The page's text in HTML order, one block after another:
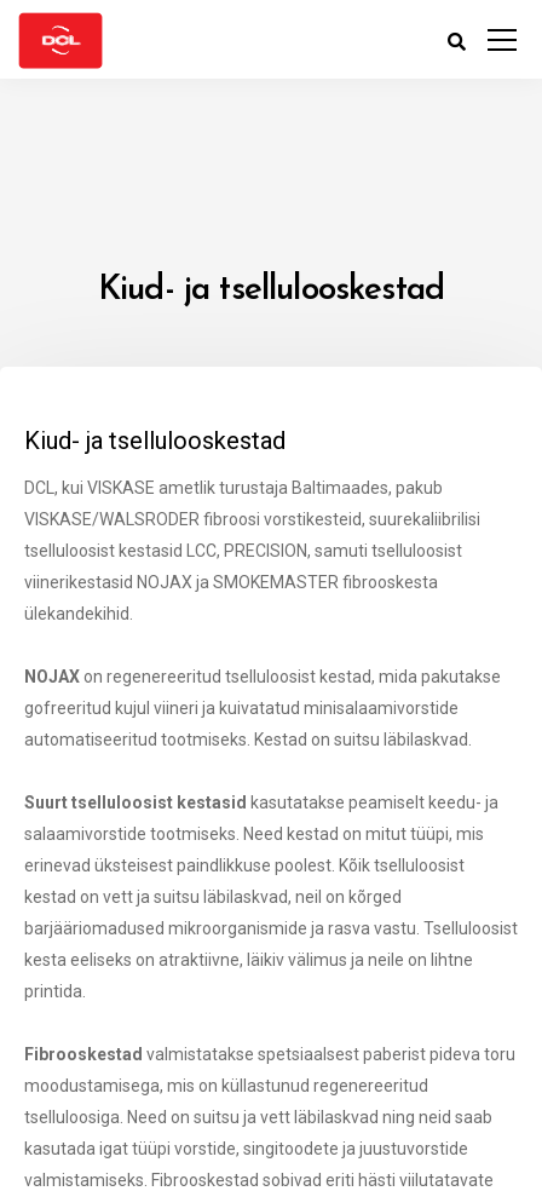
Kiud- ja tsellulooskestad
Kiud- ja tsellulooskestad
DCL, kui VISKASE ametlik turustaja Baltimaades, pakub
VISKASE/WALSRODER fibroosi vorstikesteid, suurekaliibrilisi
tselluloosist kestasid LCC, PRECISION, samuti tselluloosist
viinerikestasid NOJAX ja SMOKEMASTER fibrooskesta
ülekandekihid.
NOJAX on regenereeritud tselluloosist kestad, mida pakutakse
gofreeritud kujul viineri ja kuivatatud minisalaamivorstide
automatiseeritud tootmiseks. Kestad on suitsu läbilaskvad.
Suurt tselluloosist kestasid kasutatakse peamiselt keedu- ja
salaamivorstide tootmiseks. Need kestad on mitut tüüpi, mis
erinevad üksteisest paindlikkuse poolest. Kõik tselluloosist
kestad on vett ja suitsu läbilaskvad, neil on kõrged
barjääriomadused mikroorganismide ja rasva vastu. Tselluloosist
kesta eeliseks on atraktiivne, läikiv välimus ja neile on lihtne
printida.
Fibrooskestad valmistatakse spetsiaalsest paberist pideva toru
moodustamisega, mis on küllastunud regenereeritud
tselluloosiga. Need on suitsu ja vett läbilaskvad ning neid saab
kasutada igat tüüpi vorstide, singitoodete ja juustuvorstide
valmistamiseks. Fibrooskestad sobivad eriti hästi viilutatavate